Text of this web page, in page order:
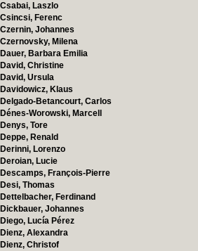
Csabai, Laszlo
Csincsi, Ferenc
Czernin, Johannes
Czernovsky, Milena
Dauer, Barbara Emilia
David, Christine
David, Ursula
Davidowicz, Klaus
Delgado-Betancourt, Carlos
Dénes-Worowski, Marcell
Denys, Tore
Deppe, Renald
Derinni, Lorenzo
Deroian, Lucie
Descamps, François-Pierre
Desi, Thomas
Dettelbacher, Ferdinand
Dickbauer, Johannes
Diego, Lucía Pérez
Dienz, Alexandra
Dienz, Christof